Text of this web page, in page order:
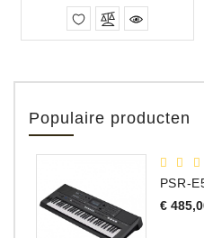
Populaire producten
€